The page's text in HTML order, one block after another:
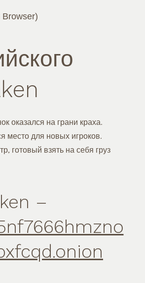
оказался на грани краха.
место для новых игроков.
готовый взять на себя груз
–